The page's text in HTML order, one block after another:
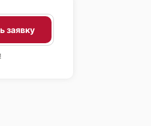
заявку